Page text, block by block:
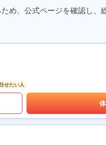
め、公式ページを確認し、
せたい人